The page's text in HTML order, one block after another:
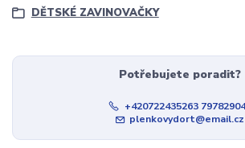
DĚTSKÉ ZAVINOVAČKY
Potřebujete poradit?
+420722435263
plenkovydort@email.cz